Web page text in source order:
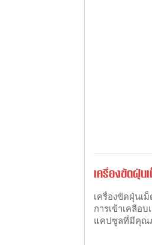
เครื่องขัดฝุ่น
เครื่องขัดฝุ่นเ
การเข้าเคลือ
แคปซูลที่มีคุณ